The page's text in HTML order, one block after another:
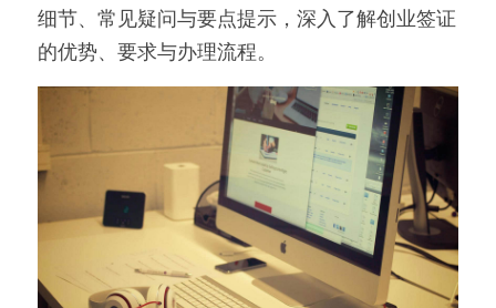
细节、常见疑问与要点提示，深入了解创业签证
的优势、要求与办理流程。